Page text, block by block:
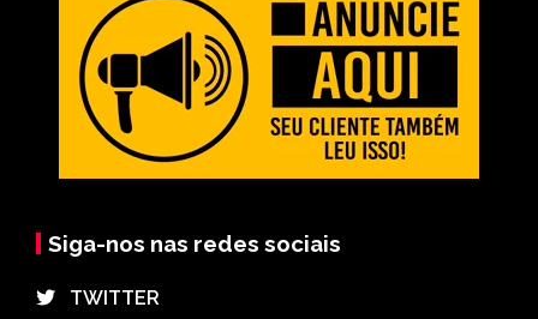
Siga-nos nas redes sociais
⠀TWITTER